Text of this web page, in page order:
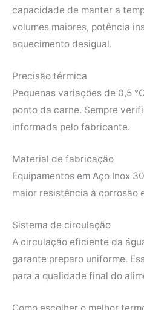
capacidade de manter a
volumes maiores, potência
aquecimento desigual.
Precisão térmica
Pequenas variações de 0,5
ponto da carne. Sempre
informada pelo fabricante.
Material de fabricação
Equipamentos em Aço Inox
maior resistência à corrosão
Sistema de circulação
A circulação eficiente da
garante preparo uniforme.
para a qualidade final do
Como escolher o melhor